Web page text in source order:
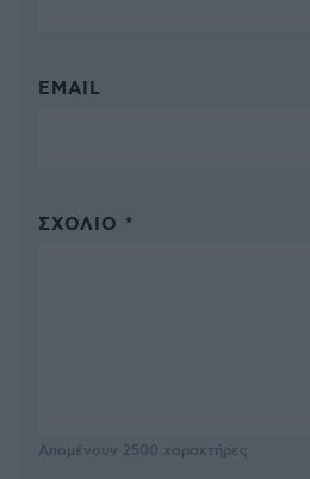
EMAIL
ΣΧΌΛΙΟ *
Απομένουν 2500 χαρακτήρες